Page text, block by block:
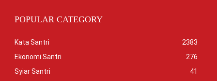
POPULAR CATEGORY
Kata Santri
2383
Ekonomi Santri
276
Syiar Santri
41